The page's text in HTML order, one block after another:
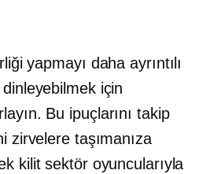
yapmayı daha ayrıntılı
için
Bu ipuçlarını takip
zirvelere taşımanıza
kilit sektör oyuncularıyla